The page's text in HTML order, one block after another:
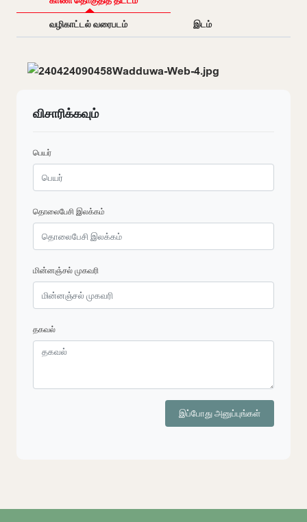
வழிகாட்டல் வரைபடம்
இடம்
விசாரிக்கவும்
பெயர்
தொலைபேசி இலக்கம்
மின்னஞ்சல் முகவரி
தகவல்
இப்போது அனுப்புங்கள்